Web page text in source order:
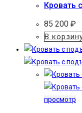
Кровать
85 200 ₽
В
просмотр